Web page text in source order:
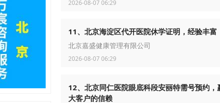
2026-08-07 06:29
11、北京海淀区代开医院休学证明，经验丰富
北京嘉盛健康管理有限公司
2026-08-07 06:29
12、北京同仁医院眼底科段安丽特需号预约，
大客户的信赖